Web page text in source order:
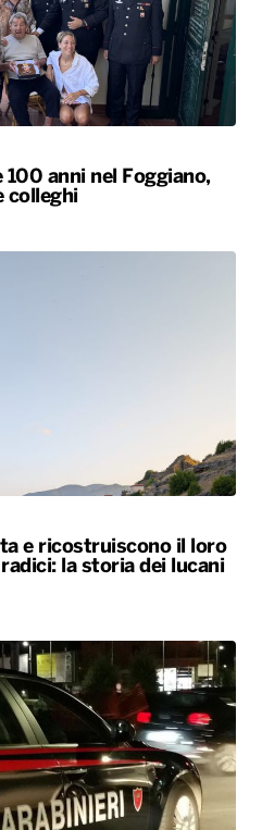
anni nel Foggiano,
colleghi
e ricostruiscono il loro
la storia dei lucani